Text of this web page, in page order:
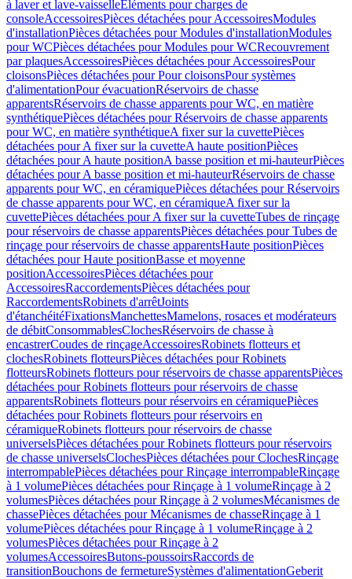
à laver et lave-vaisselleEléments pour charges de
consoleAccessoiresPièces détachées pour AccessoiresModules
d'installationPièces détachées pour Modules d'installationModules
pour WCPièces détachées pour Modules pour WCRecouvrement
par plaquesAccessoiresPièces détachées pour AccessoiresPour
cloisonsPièces détachées pour Pour cloisonsPour systèmes
d'alimentationPour évacuationRéservoirs de chasse
apparentsRéservoirs de chasse apparents pour WC, en matière
synthétiquePièces détachées pour Réservoirs de chasse apparents
pour WC, en matière synthétiqueA fixer sur la cuvettePièces
détachées pour A fixer sur la cuvetteA haute positionPièces
détachées pour A haute positionA basse position et mi-hauteurPièces
détachées pour A basse position et mi-hauteurRéservoirs de chasse
apparents pour WC, en céramiquePièces détachées pour Réservoirs
de chasse apparents pour WC, en céramiqueA fixer sur la
cuvettePièces détachées pour A fixer sur la cuvetteTubes de rinçage
pour réservoirs de chasse apparentsPièces détachées pour Tubes de
rinçage pour réservoirs de chasse apparentsHaute positionPièces
détachées pour Haute positionBasse et moyenne
positionAccessoiresPièces détachées pour
AccessoiresRaccordementsPièces détachées pour
RaccordementsRobinets d'arrêtJoints
d'étanchéitéFixationsManchettesMamelons, rosaces et modérateurs
de débitConsommablesClochesRéservoirs de chasse à
encastrerCoudes de rinçageAccessoiresRobinets flotteurs et
clochesRobinets flotteursPièces détachées pour Robinets
flotteursRobinets flotteurs pour réservoirs de chasse apparentsPièces
détachées pour Robinets flotteurs pour réservoirs de chasse
apparentsRobinets flotteurs pour réservoirs en céramiquePièces
détachées pour Robinets flotteurs pour réservoirs en
céramiqueRobinets flotteurs pour réservoirs de chasse
universelsPièces détachées pour Robinets flotteurs pour réservoirs
de chasse universelsClochesPièces détachées pour ClochesRinçage
interrompablePièces détachées pour Rinçage interrompableRinçage
à 1 volumePièces détachées pour Rinçage à 1 volumeRinçage à 2
volumesPièces détachées pour Rinçage à 2 volumesMécanismes de
chassePièces détachées pour Mécanismes de chasseRinçage à 1
volumePièces détachées pour Rinçage à 1 volumeRinçage à 2
volumesPièces détachées pour Rinçage à 2
volumesAccessoiresButons-poussoirsRaccords de
transitionBouchons de fermetureSystèmes d'alimentationGeberit